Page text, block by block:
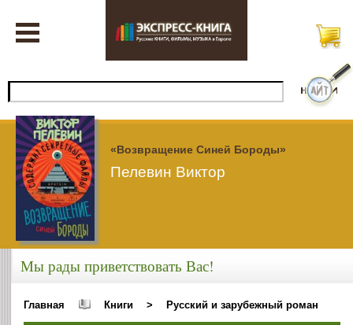
«Возвращение Синей Бороды»
Пелевин Виктор
Мы рады приветствовать Вас!
Главная Книги > Русский и зарубежный роман